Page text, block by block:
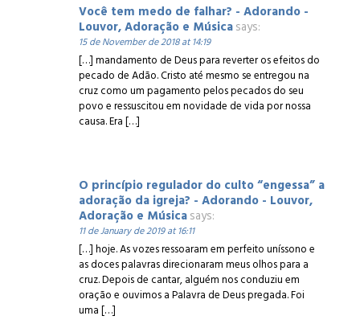
Você tem medo de falhar? - Adorando -
Louvor, Adoração e Músicasays:
15 de November de 2018 at 14:19
[…] mandamento de Deus para reverter os efeitos do
pecado de Adão. Cristo até mesmo se entregou na
cruz como um pagamento pelos pecados do seu
povo e ressuscitou em novidade de vida por nossa
causa. Era […]
O princípio regulador do culto “engessa” a
adoração da igreja? - Adorando - Louvor,
Adoração e Músicasays:
11 de January de 2019 at 16:11
[…] hoje. As vozes ressoaram em perfeito uníssono e
as doces palavras direcionaram meus olhos para a
cruz. Depois de cantar, alguém nos conduziu em
oração e ouvimos a Palavra de Deus pregada. Foi
uma […]